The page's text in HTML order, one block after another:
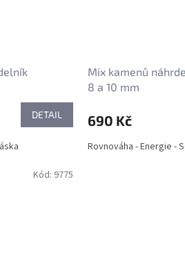
DETAIL
Mix kamenů
8 a 10 mm
690 Kč
Rovnováha - Energie -
Kód: 9775